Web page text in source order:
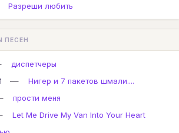
Разреши любить
ПЕСЕН
диспетчеры
—
Нигер и 7 пакетов шмали....
прости меня
Let Me Drive My Van Into Your Heart